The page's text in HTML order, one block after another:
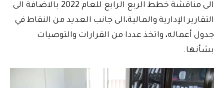
الى مناقشة خطط الربع الرابع للعام 2022 بالاضافة الى
التقارير الإدارية والمالية،الى جانب العديد من النقاط في
جدول أعماله، واتخذ عددا من القرارات والتوصيات
بشأنها.